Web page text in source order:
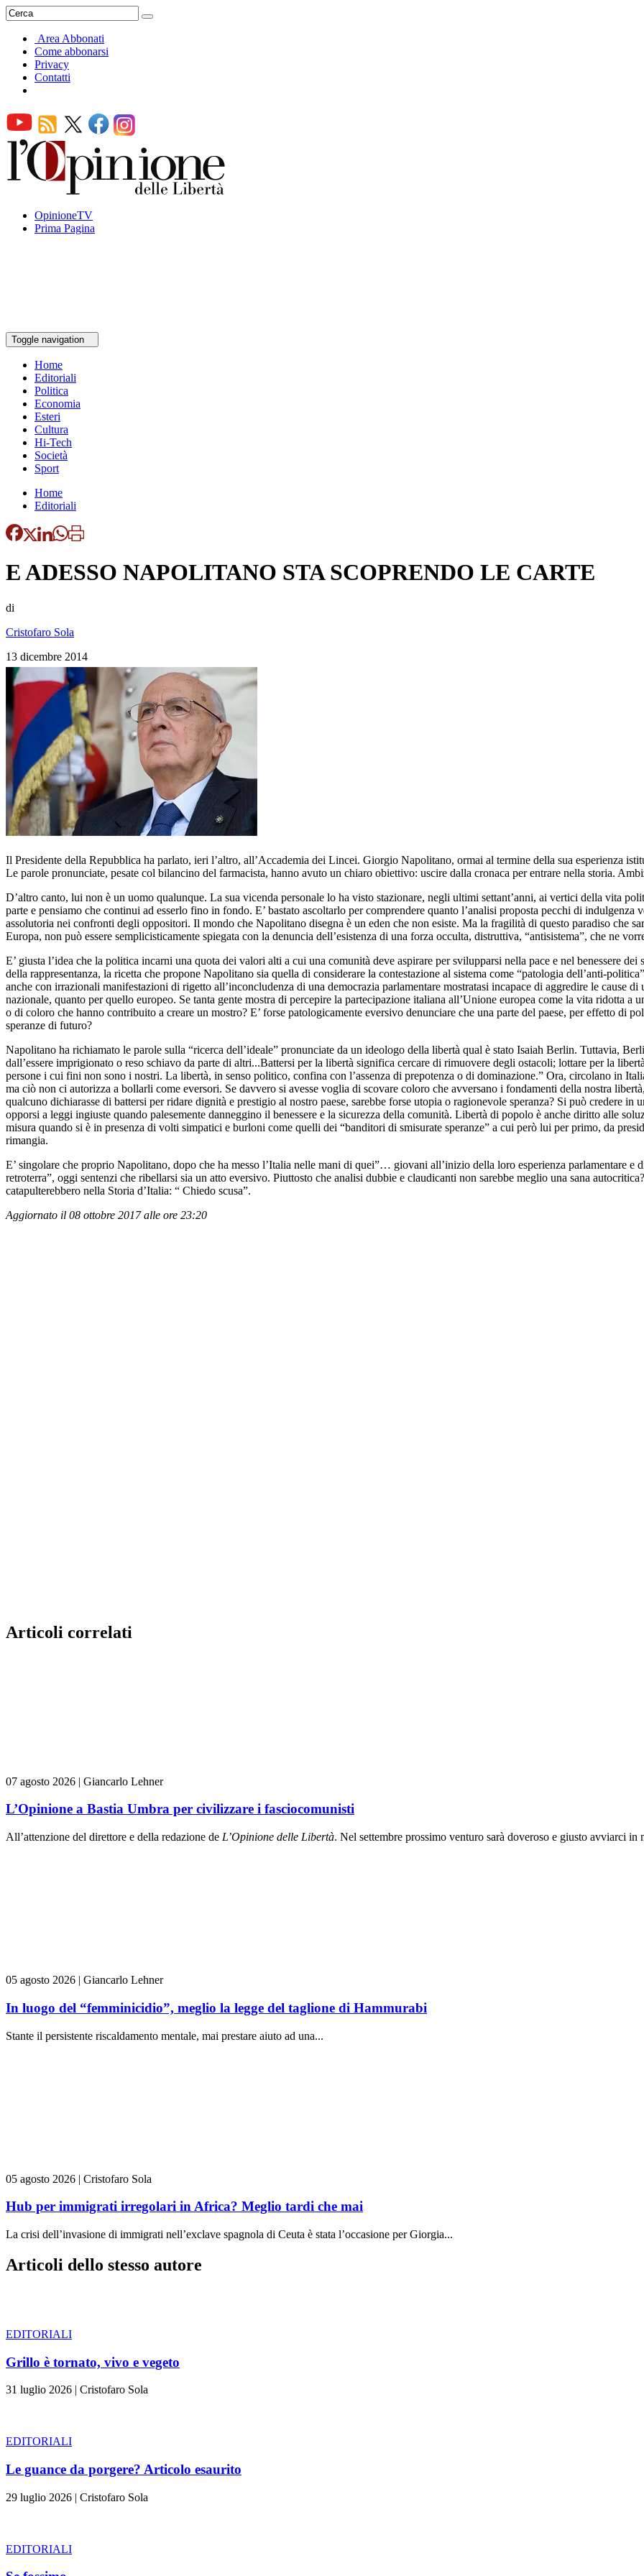
Area Abbonati
Come abbonarsi
Privacy
Contatti
OpinioneTV
Prima Pagina
Toggle navigation
Home
Editoriali
Politica
Economia
Esteri
Cultura
Hi-Tech
Società
Sport
Home
Editoriali
E ADESSO NAPOLITANO STA SCOPRENDO LE CARTE
di
Cristofaro Sola
13 dicembre 2014
Il Presidente della Repubblica ha parlato, ieri l’altro, all’Accademia dei Lincei. Giorgio Napolitano, ormai al termine della sua esperienza
Le parole pronunciate, pesate col bilancino del farmacista, hanno avuto un chiaro obiettivo: uscire dalla cronaca per entrare nella storia.
D’altro canto, lui non è un uomo qualunque. La sua vicenda personale lo ha visto stazionare, negli ultimi settant’anni, ai vertici della vita
parte e pensiamo che continui ad esserlo fino in fondo. E’ bastato ascoltarlo per comprendere quanto l’analisi proposta pecchi di indulgenza
assolutoria nei confronti degli oppositori. Il mondo che Napolitano disegna è un eden che non esiste. Ma la fragilità di questo paradiso che
Europa, non può essere semplicisticamente spiegata con la denuncia dell’esistenza di una forza occulta, distruttiva, “antisistema”, che ne
E’ giusta l’idea che la politica incarni una quota dei valori alti a cui una comunità deve aspirare per svilupparsi nella pace e nel benessere
della rappresentanza, la ricetta che propone Napolitano sia quella di considerare la contestazione al sistema come “patologia dell’anti-
anche con irrazionali manifestazioni di rigetto all’inconcludenza di una democrazia parlamentare mostratasi incapace di aggredire le cause
nazionale, quanto per quello europeo. Se tanta gente mostra di percepire la partecipazione italiana all’Unione europea come la vita ridotta
o di coloro che hanno contribuito a creare un mostro? E’ forse patologicamente eversivo denunciare che una parte del paese, per effetto di
speranze di futuro?
Napolitano ha richiamato le parole sulla “ricerca dell’ideale” pronunciate da un ideologo della libertà qual è stato Isaiah Berlin. Tuttavia,
dall’essere imprigionato o reso schiavo da parte di altri...Battersi per la libertà significa cercare di rimuovere degli ostacoli; lottare per la
persone i cui fini non sono i nostri. La libertà, in senso politico, confina con l’assenza di prepotenza o di dominazione.” Ora, circolano in
ma ciò non ci autorizza a bollarli come eversori. Se davvero si avesse voglia di scovare coloro che avversano i fondamenti della nostra
qualcuno dichiarasse di battersi per ridare dignità e prestigio al nostro paese, sarebbe forse utopia o ragionevole speranza? Si può credere
opporsi a leggi ingiuste quando palesemente danneggino il benessere e la sicurezza della comunità. Libertà di popolo è anche diritto alle
misura quando si è in presenza di volti simpatici e burloni come quelli dei “banditori di smisurate speranze” a cui però lui per primo, da
rimangia.
E’ singolare che proprio Napolitano, dopo che ha messo l’Italia nelle mani di quei”… giovani all’inizio della loro esperienza parlamentare e
retroterra”, oggi sentenzi che ribellarsi sia un atto eversivo. Piuttosto che analisi dubbie e claudicanti non sarebbe meglio una sana
catapulterebbero nella Storia d’Italia: “ Chiedo scusa”.
Aggiornato il 08 ottobre 2017 alle ore 23:20
Articoli correlati
07 agosto 2026 | Giancarlo Lehner
L’Opinione a Bastia Umbra per civilizzare i fasciocomunisti
All’attenzione del direttore e della redazione de L’Opinione delle Libertà. Nel settembre prossimo venturo sarà doveroso e giusto avviarci in
05 agosto 2026 | Giancarlo Lehner
In luogo del “femminicidio”, meglio la legge del taglione di Hammurabi
Stante il persistente riscaldamento mentale, mai prestare aiuto ad una...
05 agosto 2026 | Cristofaro Sola
Hub per immigrati irregolari in Africa? Meglio tardi che mai
La crisi dell’invasione di immigrati nell’exclave spagnola di Ceuta è stata l’occasione per Giorgia...
Articoli dello stesso autore
EDITORIALI
Grillo è tornato, vivo e vegeto
31 luglio 2026 | Cristofaro Sola
EDITORIALI
Le guance da porgere? Articolo esaurito
29 luglio 2026 | Cristofaro Sola
EDITORIALI